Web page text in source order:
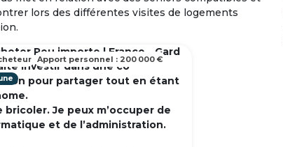
lors des différentes visites de logements
Peu importe | France - Gard
investir dans une co
pour partager tout en étant
bricoler. Je peux m’occuper de
et de l’administration.
Apport personnel : 200 000 €